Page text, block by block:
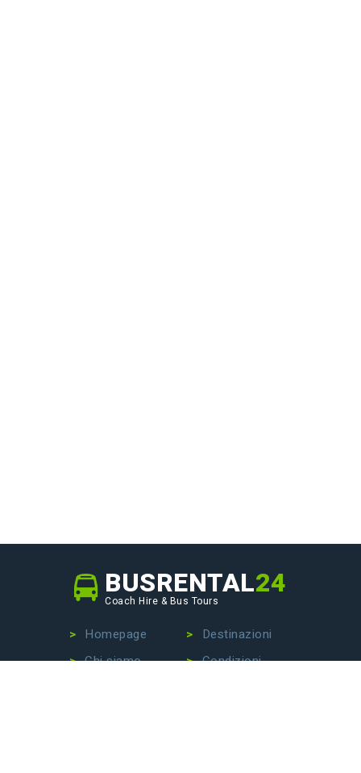
BUSRENTAL24
Coach Hire & Bus Tours
Homepage
Chi siamo
Destinazioni
Condizioni